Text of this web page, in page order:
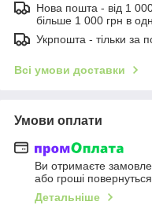
Нова пошта - від 1
більше 1 000 грн в
Укрпошта - тільки за
Всі умови доставки
Умови оплати
Ви отримаєте
або гроші
Детальніше